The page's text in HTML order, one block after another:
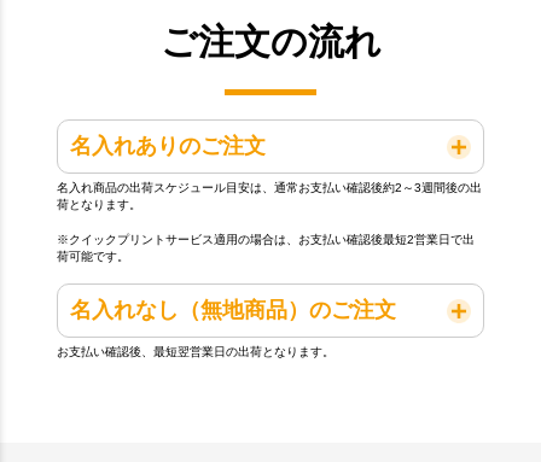
ご注文の流れ
名入れありのご注文
名入れ商品の出荷スケジュール目安は、通常お支払い確認後約2～3週間後の出
荷となります。
※クイックプリントサービス適用の場合は、お支払い確認後最短2営業日で出
荷可能です。
名入れなし（無地商品）のご注文
お支払い確認後、最短翌営業日の出荷となります。